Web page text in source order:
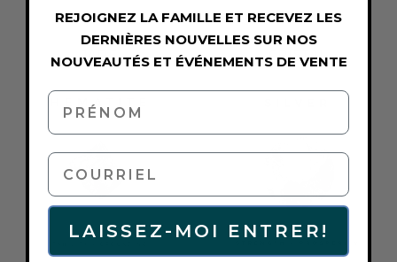
JADE CRISTAL
REJOIGNEZ LA FAMILLE ET RECEVEZ LES
DERNIÈRES NOUVELLES SUR NOS
NOUVEAUTÉS ET ÉVÉNEMENTS DE VENTE
PRÉNOM
courriel
LAISSEZ-MOI ENTRER!